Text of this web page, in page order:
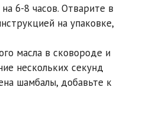
6-8 часов. Отварите в
на упаковке,
масла в сковороде и
нескольких секунд
шамбалы, добавьте к